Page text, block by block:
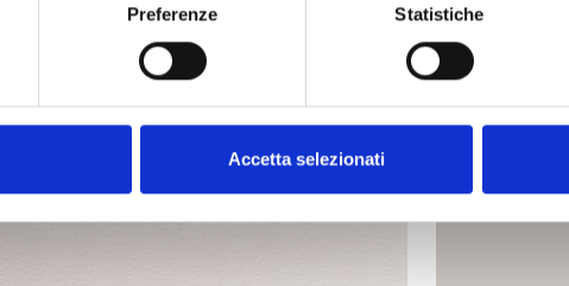
Preferenze Statistiche
Accetta selezionati